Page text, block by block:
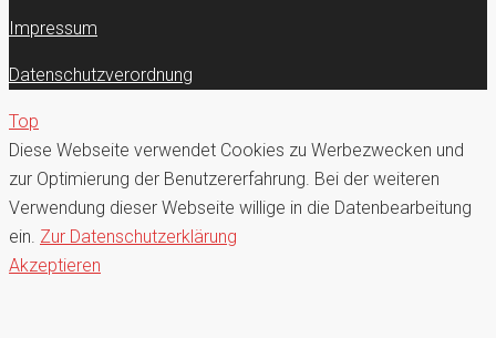
Impressum
Datenschutzverordnung
Top
Diese Webseite verwendet Cookies zu Werbezwecken und
zur Optimierung der Benutzererfahrung. Bei der weiteren
Verwendung dieser Webseite willige in die Datenbearbeitung
ein. Zur Datenschutzerklärung
Akzeptieren